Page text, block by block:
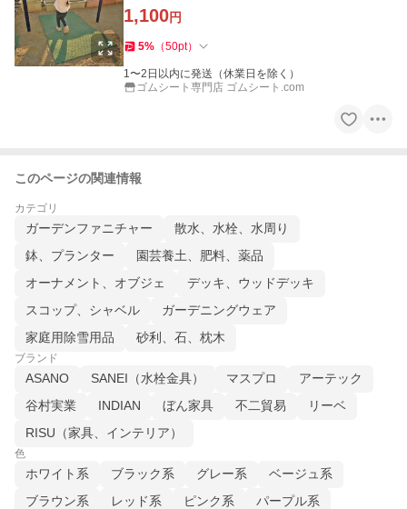
1,100円
5% （50pt）
1〜2日以内に発送（休業日を除く）
ゴムシート専門店 ゴムシート.com
このページの関連情報
カテゴリ
ガーデンファニチャー
散水、水栓、水周り
鉢、プランター
園芸養土、肥料、薬品
オーナメント、オブジェ
デッキ、ウッドデッキ
スコップ、シャベル
ガーデニングウェア
家庭用除雪用品
砂利、石、枕木
ブランド
ASANO SANEI（水栓金具） マスプロ
アーテック
谷村実業
INDIAN ぼん家具 不二貿易
リーベ
RISU（家具、インテリア）
色
ホワイト系 ブラック系 グレー系
ベージュ系
ブラウン系
レッド系 ピンク系 パープル系